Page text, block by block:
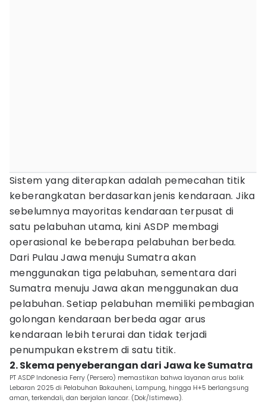
Sistem yang diterapkan adalah pemecahan titik
keberangkatan berdasarkan jenis kendaraan. Jika
sebelumnya mayoritas kendaraan terpusat di
satu pelabuhan utama, kini ASDP membagi
operasional ke beberapa pelabuhan berbeda.
Dari Pulau Jawa menuju Sumatra akan
menggunakan tiga pelabuhan, sementara dari
Sumatra menuju Jawa akan menggunakan dua
pelabuhan. Setiap pelabuhan memiliki pembagian
golongan kendaraan berbeda agar arus
kendaraan lebih terurai dan tidak terjadi
penumpukan ekstrem di satu titik.
2. Skema penyeberangan dari Jawa ke Sumatra
PT ASDP Indonesia Ferry (Persero) memastikan bahwa layanan arus balik
Lebaran 2025 di Pelabuhan Bakauheni, Lampung, hingga H+5 berlangsung
aman, terkendali, dan berjalan lancar. (Dok/Istimewa).